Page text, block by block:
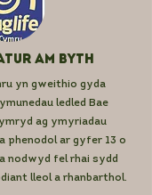
am Byth
yn gweithio gyda
ledled Bae
ag ymyriadau
phenodol ar gyfer 13 o
nodwyd fel rhai sydd
lleol a rhanbarthol.